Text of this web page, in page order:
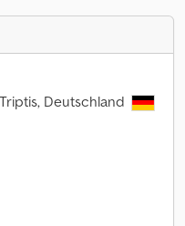
Deutschland